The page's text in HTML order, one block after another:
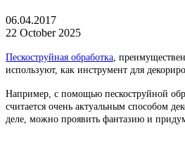
06.04.2017
22 October 2025
Пескоструйная обработка ,
используют, как инструмент для
Например, с помощью пескоструйной
считается очень актуальным способом
деле, можно проявить фантазию и